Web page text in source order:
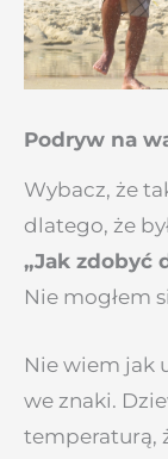
Podryw na
Wybacz, że
dlatego, że
„Jak zdobyć
Nie mogłem
Nie wiem jak
we znaki.
temperaturą,